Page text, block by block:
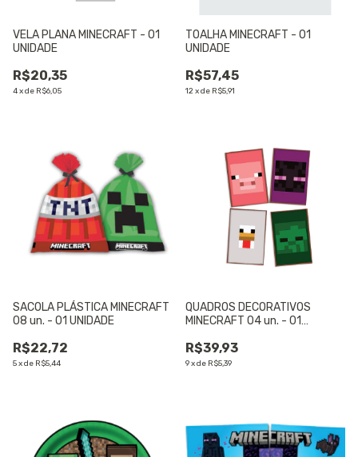
VELA PLANA MINECRAFT - 01
UNIDADE
R$20,35
4xde R$6,05
TOALHA MINECRAFT - 01
UNIDADE
R$57,45
12xde R$5,91
SACOLA PLÁSTICA MINECRAFT
08 un. - 01 UNIDADE
R$22,72
5xde R$5,44
QUADROS DECORATIVOS
MINECRAFT 04 un. - 01
R$39,93
9xde R$5,39